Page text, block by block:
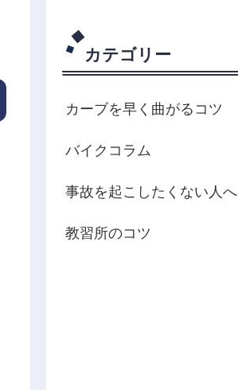
カテゴリー
カーブを早く曲がるコツ
バイクコラム
事故を起こしたくない人へ
教習所のコツ